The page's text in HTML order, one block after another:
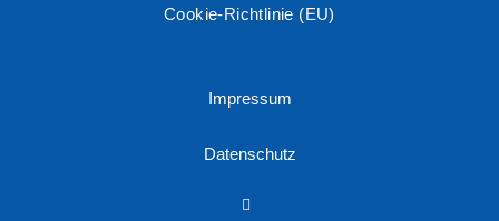
Cookie-Richtlinie (EU)
Impressum
Datenschutz